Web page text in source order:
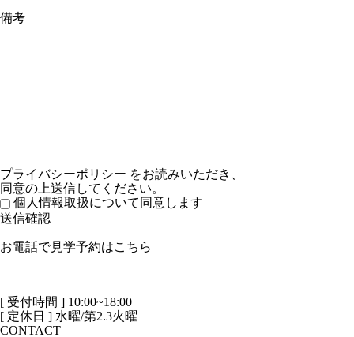
備考
プライバシーポリシー をお読みいただき、
同意の上送信してください。
個人情報取扱について同意します
お電話で見学予約はこちら
[ 受付時間 ] 10:00~18:00
[ 定休日 ] 水曜/第2.3火曜
CONTACT